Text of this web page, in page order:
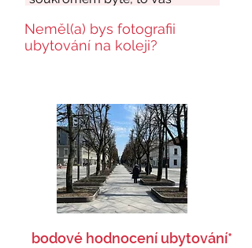
Neměl(a) bys fotografii
ubytování na koleji?
bodové hodnocení ubytování*